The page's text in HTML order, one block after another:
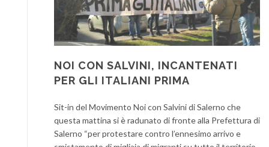
NOI CON SALVINI, INCANTENATI
PER GLI ITALIANI PRIMA
Sit-in del Movimento Noi con Salvini di Salerno che
questa mattina si è radunato di fronte alla Prefettura di
Salerno “per protestare contro l’ennesimo arrivo e